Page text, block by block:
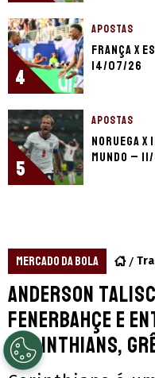
4
APOSTAS
França x
14/07/26
5
APOSTAS
Noruega
Mundo –
MERCADO DA BOLA
Anderson
Fenerbahçe e
Corinthians,